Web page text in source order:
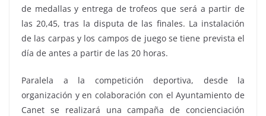
de medallas y entrega de trofeos que será a partir de
las 20,45, tras la disputa de las finales. La instalación
de las carpas y los campos de juego se tiene prevista el
día de antes a partir de las 20 horas.
Paralela a la competición deportiva, desde la
organización y en colaboración con el Ayuntamiento de
Canet se realizará una campaña de concienciación